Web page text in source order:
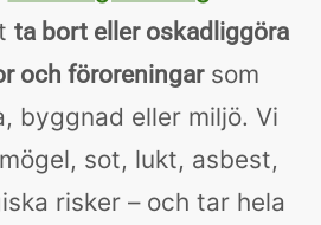
ta bort eller oskadliggöra
och föroreningarsom
byggnad eller miljö. Vi
sot, lukt, asbest,
risker – och tar hela